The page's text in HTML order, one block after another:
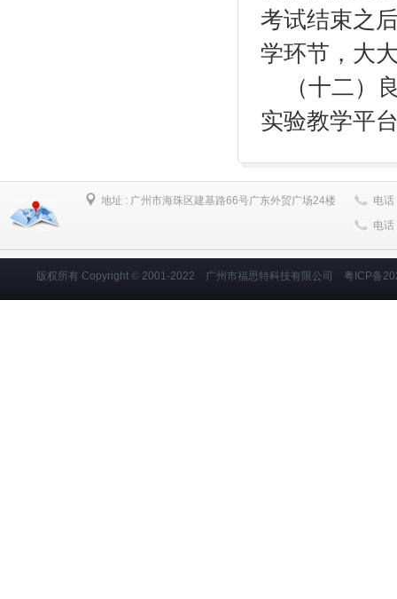
考试结束之
学环节，大
（十二）
实验教学平
地址 : 广州市海珠区建基路66号广东外贸广场24楼
电
电
版权所有 Copyright © 2001-2022 广州市福思特科技有限公司 粤ICP备